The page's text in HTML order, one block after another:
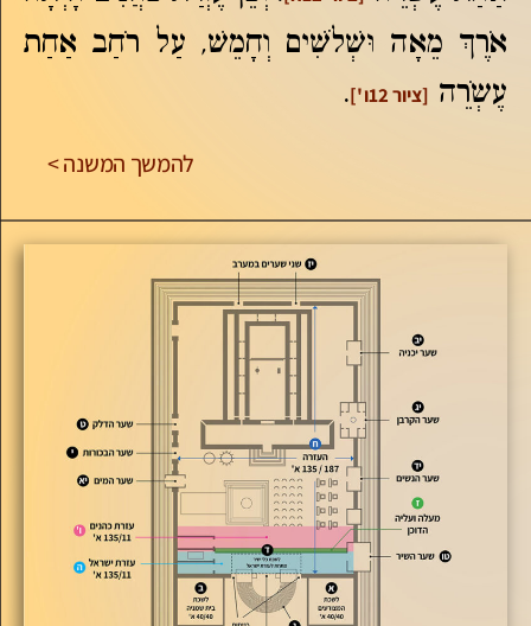
אֹרֶךְ מֵאָה וּשְׁלֹשִׁים וְחָמֵשׁ, עַל רֹחַב אַחַת
עֶשְֹרֵה [ציור 12ו'] .
להמשך המשנה >